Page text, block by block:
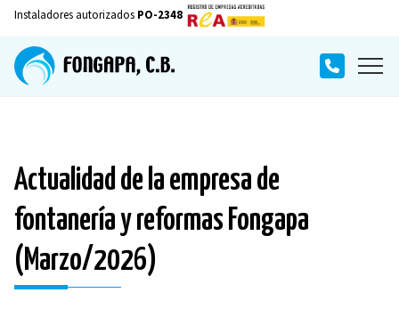
Instaladores autorizados PO-2348
Actualidad de la empresa de
fontanería y reformas Fongapa
(Marzo/2026)